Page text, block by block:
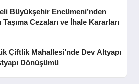
Büyükşehir Encümeni’nden
Taşıma Cezaları ve İhale Kararları
Çiftlik Mahallesi’nde Dev Altyapı
Dönüşümü